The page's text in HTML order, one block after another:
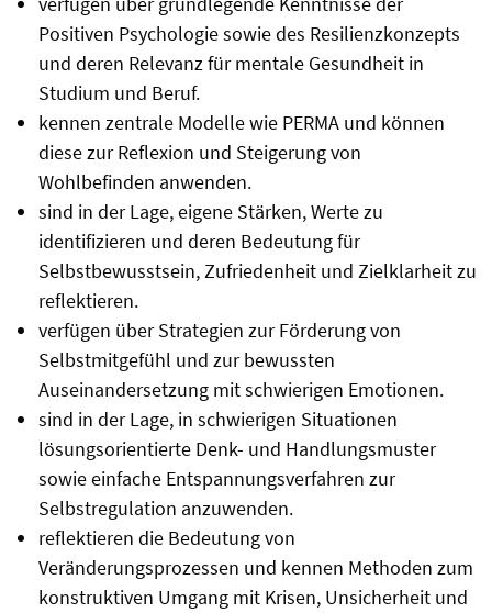
Positiven Psychologie sowie des Resilienzkonzepts
und deren Relevanz für mentale Gesundheit in
Studium und Beruf.
kennen zentrale Modelle wie PERMA und können
diese zur Reflexion und Steigerung von
Wohlbefinden anwenden.
sind in der Lage, eigene Stärken, Werte zu
identifizieren und deren Bedeutung für
Selbstbewusstsein, Zufriedenheit und Zielklarheit zu
reflektieren.
verfügen über Strategien zur Förderung von
Selbstmitgefühl und zur bewussten
Auseinandersetzung mit schwierigen Emotionen.
sind in der Lage, in schwierigen Situationen
lösungsorientierte Denk- und Handlungsmuster
sowie einfache Entspannungsverfahren zur
Selbstregulation anzuwenden.
reflektieren die Bedeutung von
Veränderungsprozessen und kennen Methoden zum
konstruktiven Umgang mit Krisen, Unsicherheit und